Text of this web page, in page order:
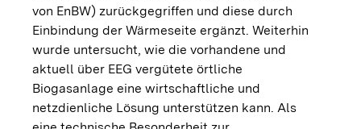
von EnBW) zurückgegriffen und diese durch
Einbindung der Wärmeseite ergänzt. Weiterhin
wurde untersucht, wie die vorhandene und
aktuell über EEG vergütete örtliche
Biogasanlage eine wirtschaftliche und
netzdienliche Lösung unterstützen kann. Als